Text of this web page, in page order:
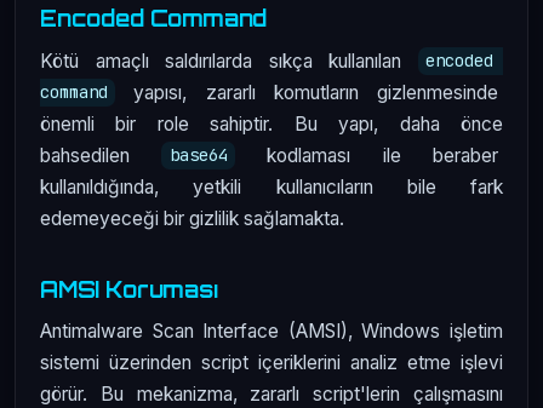
Encoded Command
Kötü amaçlı saldırılarda sıkça kullanılan
encoded
command
yapısı, zararlı komutların gizlenmesinde
önemli bir role sahiptir. Bu yapı, daha önce
bahsedilen
base64
kodlaması ile beraber
kullanıldığında, yetkili kullanıcıların bile fark
edemeyeceği bir gizlilik sağlamakta.
AMSI Koruması
Antimalware Scan Interface (AMSI), Windows işletim
sistemi üzerinden script içeriklerini analiz etme işlevi
görür. Bu mekanizma, zararlı script'lerin çalışmasını